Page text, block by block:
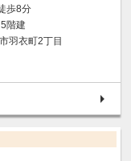
歩8分
階建
羽衣町2丁目